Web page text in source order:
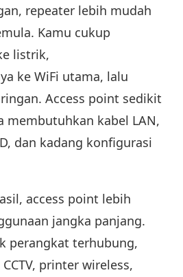
repeater lebih mudah
Kamu cukup
listrik,
ke WiFi utama, lalu
Access point sedikit
membutuhkan kabel LAN,
dan kadang konfigurasi
access point lebih
jangka panjang.
perangkat terhubung,
printer wireless,